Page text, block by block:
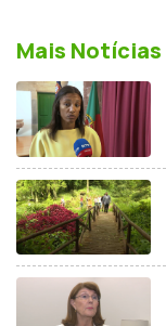
Mais Notícias